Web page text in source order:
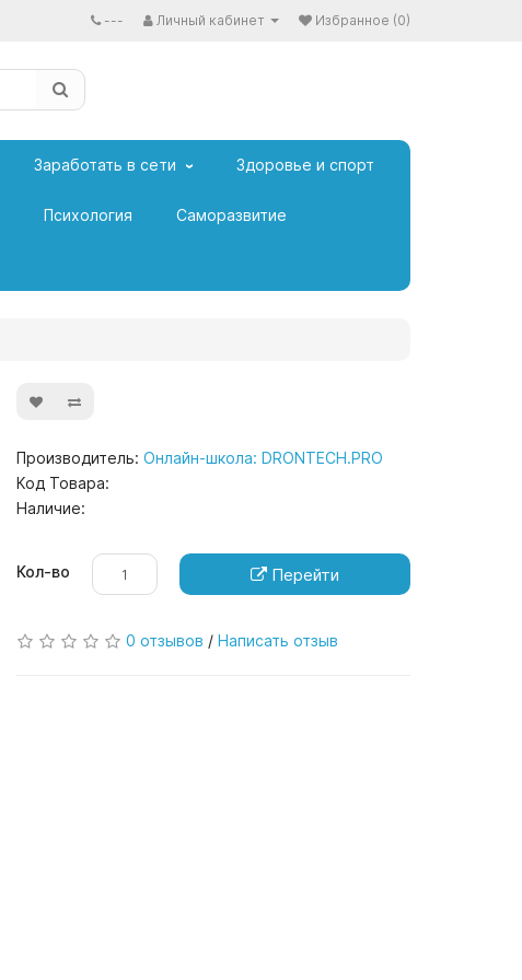
--- Личный кабинет Избранное (0)
Заработать в сети Здоровье и спорт
Психология Саморазвитие
Производитель: Онлайн-школа: DRONTECH.PRO
Код Товара:
Наличие:
Кол-во Перейти
0 отзывов / Написать отзыв